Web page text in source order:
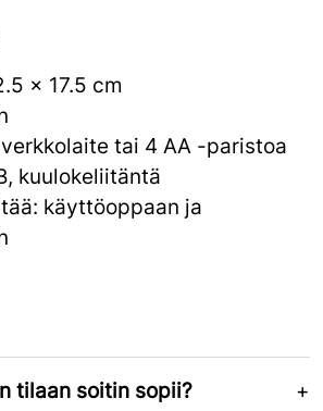
x 17.5 cm
tai 4 AA -paristoa
kuulokeliitäntä
käyttöoppaan ja
tilaan soitin sopii?